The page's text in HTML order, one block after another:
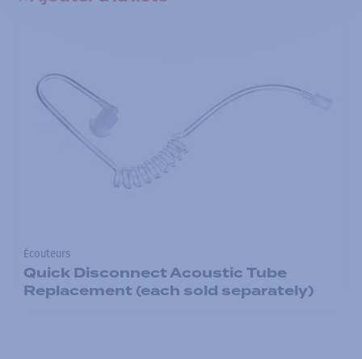
Écouteurs
Quick Disconnect Acoustic Tube
Replacement (each sold separately)